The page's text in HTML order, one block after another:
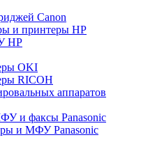
Canon
и принтеры HP
HP
OKI
RICOH
аппаратов
и факсы Panasonic
и МФУ Panasonic